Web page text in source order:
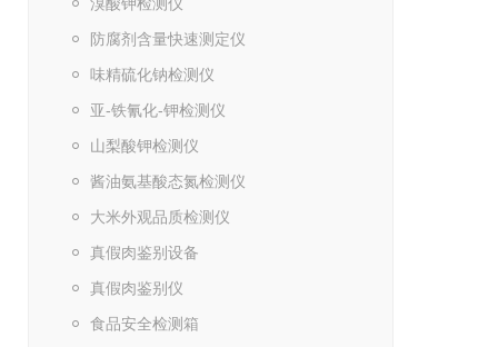
防腐剂含量快速测定仪
味精硫化钠检测仪
亚-铁氰化-钾检测仪
山梨酸钾检测仪
酱油氨基酸态氮检测仪
大米外观品质检测仪
真假肉鉴别设备
真假肉鉴别仪
食品安全检测箱